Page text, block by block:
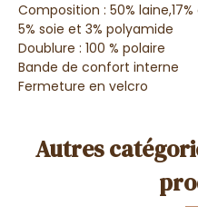
Composition : 50%
5% soie et 3% polyamide
Doublure : 100 % polaire
Bande de confort interne
Fermeture en velcro
Autres